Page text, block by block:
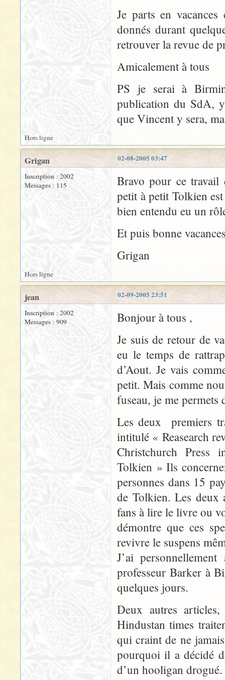
Je parts en
donnés durant
retrouver la revue de
Amicalement à tous
PS je serai à
publication du SdA,
que Vincent y sera,
Hors ligne
02-08-2005 03:47
Grigan
Inscription : 2002
Messages : 115
Bravo pour ce travail
petit à petit Tolkien
bien entendu eu un
Et puis bonne
Grigan
Hors ligne
02-09-2005 23:51
jean
Inscription : 2002
Messages : 909
Bonjour à tous ,
Je suis de retour de
eu le temps de
d’Aout. Je vais
petit. Mais comme
fuseau, je me
Les deux premiers
intitulé « Reasearch
Christchurch
Tolkien » Ils
personnes dans 15
de Tolkien. Les deux
fans à lire le livre ou
démontre que ces
revivre le suspens
J’ai
professeur Barker à
quelques jours.
Deux autres
Hindustan times
qui craint de ne
pourquoi il a décidé
d’un hooligan drogué.